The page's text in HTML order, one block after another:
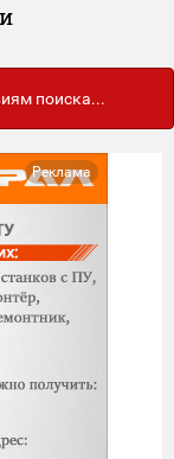
поиска...
Реклама